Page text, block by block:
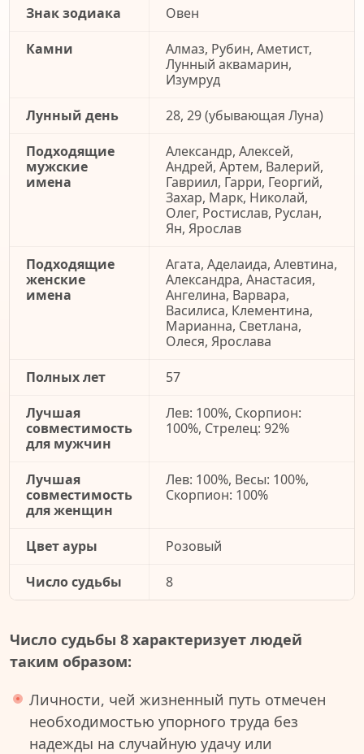
Знак зодиака
Овен
Камни
Алмаз, Рубин, Аметист,
Лунный аквамарин,
Изумруд
Лунный день
28, 29 (убывающая Луна)
Подходящие
мужские
имена
Александр, Алексей,
Андрей, Артем, Валерий,
Гавриил, Гарри, Георгий,
Захар, Марк, Николай,
Олег, Ростислав, Руслан,
Ян, Ярослав
Подходящие
женские
имена
Агата, Аделаида, Алевтина,
Александра, Анастасия,
Ангелина, Варвара,
Василиса, Клементина,
Марианна, Светлана,
Олеся, Ярослава
Полных лет
57
Лучшая
совместимость
для мужчин
Лев: 100%, Скорпион:
100%, Стрелец: 92%
Лучшая
совместимость
для женщин
Лев: 100%, Весы: 100%,
Скорпион: 100%
Цвет ауры
Розовый
Число судьбы
8
Число судьбы 8 характеризует людей
таким образом:
Личности, чей жизненный путь отмечен
необходимостью упорного труда без
надежды на случайную удачу или